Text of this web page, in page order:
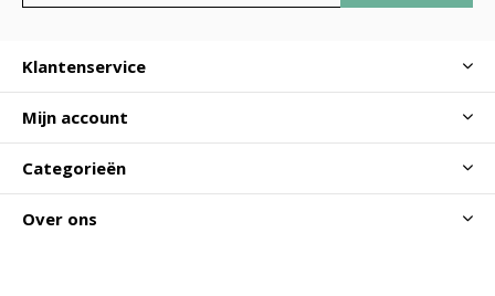
Klantenservice
Mijn account
Categorieën
Over ons